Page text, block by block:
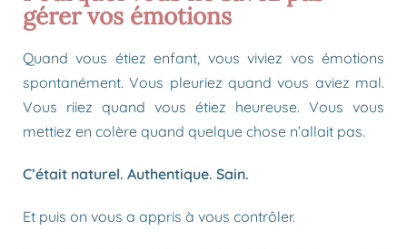
gérer vos émotions
Quand vous étiez enfant, vous viviez vos émotions
spontanément. Vous pleuriez quand vous aviez mal.
Vous riiez quand vous étiez heureuse. Vous vous
mettiez en colère quand quelque chose n’allait pas.
C’était naturel. Authentique. Sain.
Et puis on vous a appris à vous contrôler.